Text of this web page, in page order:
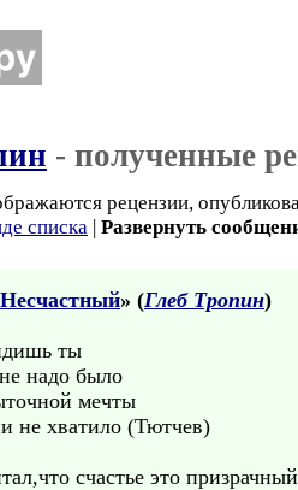
- полученные
рецензии,
списка | Развернуть
Несчастный» (Глеб Тропин)
ты
надо было
мечты
не хватило (Тютчев)
счастье это